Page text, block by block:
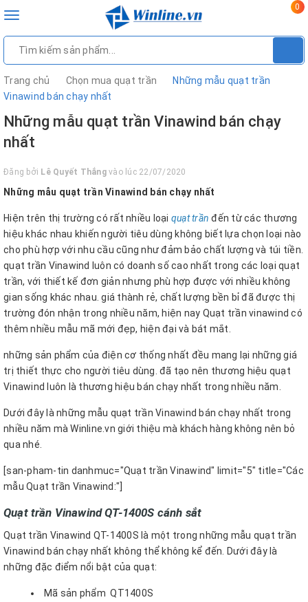
Toggle
0
Trang chủ Chọn mua quạt trần
Những mẫu quạt trần
Vinawind bán chạy nhất
Những mẫu quạt trần Vinawind bán chạy
nhất
Đăng bởi Lê Quyết Thắngvào lúc 22/07/2020
Những mẫu quạt trần Vinawind bán chạy nhất
Hiện trên thị trường có rất nhiều loại quạt trần đến từ các thương
hiệu khác nhau khiến người tiêu dùng không biết lựa chọn loại nào
cho phù hợp với nhu cầu cũng như đảm bảo chất lượng và túi tiền.
quạt trần Vinawind luôn có doanh số cao nhất trong các loại quạt
trần, với thiết kế đơn giản nhưng phù hợp được với nhiều không
gian sống khác nhau. giá thành rẻ, chất lượng bền bỉ đã được thị
trường đón nhận trong nhiều năm, hiện nay Quạt trần vinawind có
thêm nhiều mẫu mã mới đẹp, hiện đại và bát mắt.
những sản phẩm của điện cơ thống nhất đều mang lại những giá
trị thiết thực cho người tiêu dùng. đã tạo nên thương hiệu quạt
Vinawind luôn là thương hiệu bán chạy nhất trong nhiều năm.
Dưới đây là những mẫu quạt trần Vinawind bán chạy nhất trong
nhiều năm mà Winline.vn giới thiệu mà khách hàng không nên bỏ
qua nhé.
[san-pham-tin danhmuc="Quạt trần Vinawind" limit="5" title="Các
mẫu Quạt trần Vinawind:"]
Quạt trần Vinawind QT-1400S cánh sắt
Quạt trần Vinawind QT-1400S là một trong những mẫu quạt trần
Vinawind bán chạy nhất không thể không kể đến. Dưới đây là
những đặc điểm nổi bật của quạt:
Mã sản phẩm QT1400S